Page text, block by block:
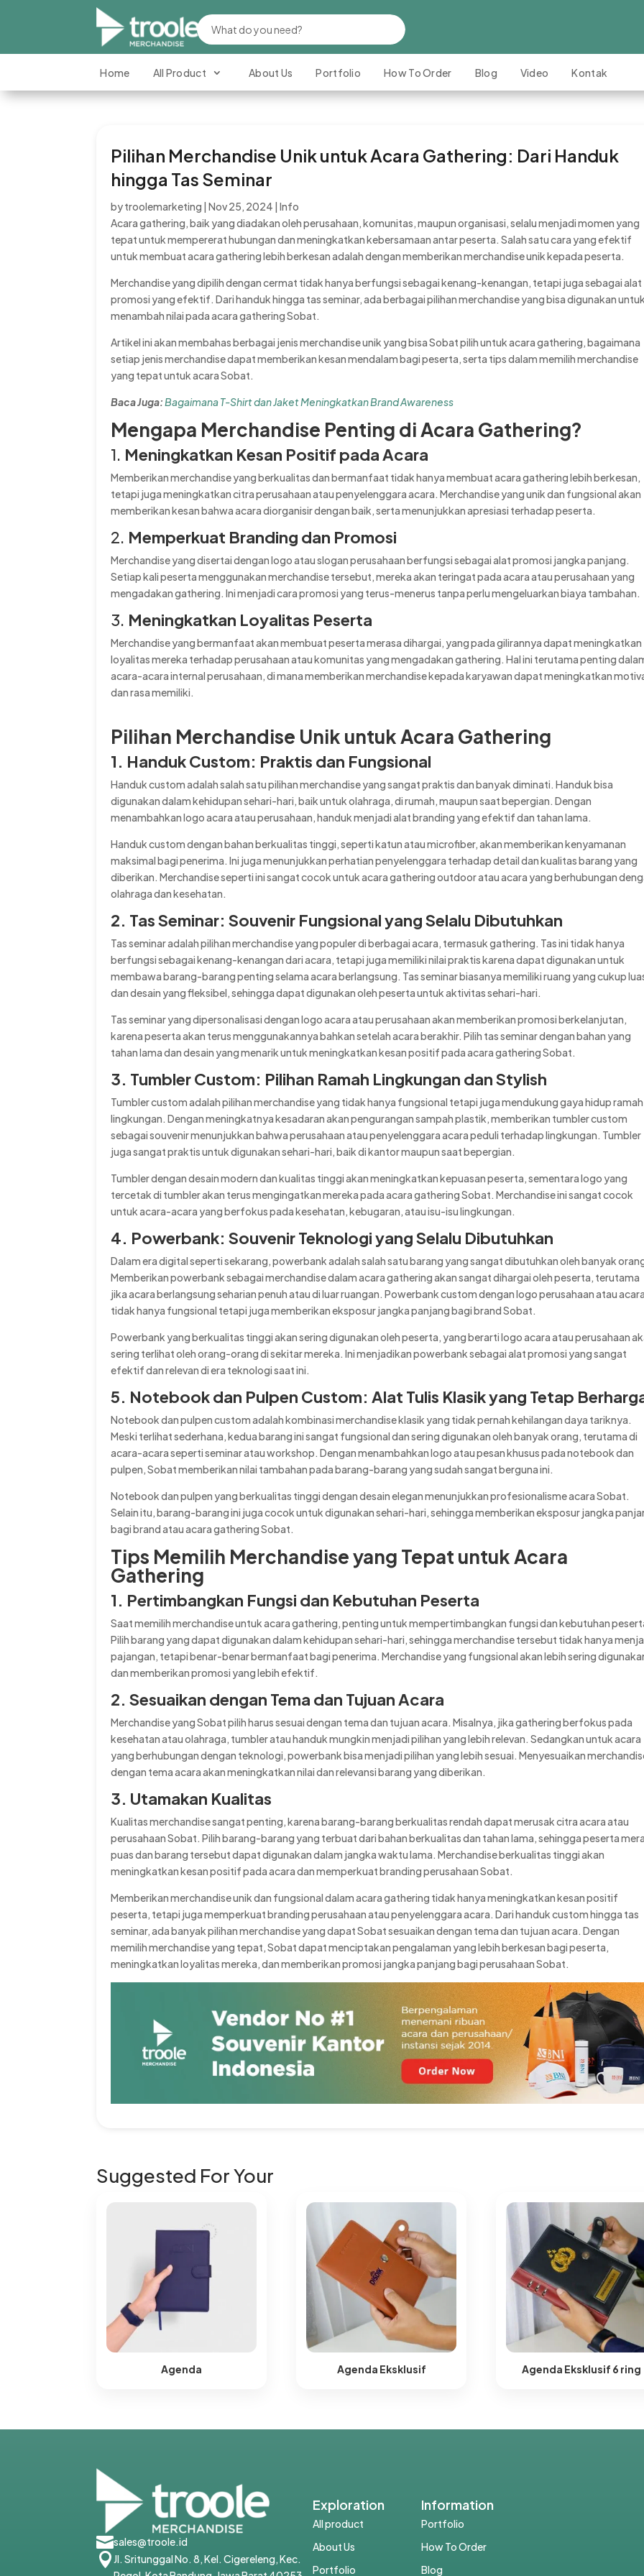
Home All Product About Us Portfolio How To Order Blog Video Kontak
Pilihan Merchandise Unik untuk Acara Gathering: Dari Handuk
hingga Tas Seminar
bytroolemarketing |Nov 25, 2024 |Info
Acara gathering, baik yang diadakan oleh perusahaan, komunitas, maupun organisasi, selalu menjadi momen yang
tepat untuk mempererat hubungan dan meningkatkan kebersamaan antar peserta. Salah satu cara yang efektif
untuk membuat acara gathering lebih berkesan adalah dengan memberikan merchandise unik kepada peserta.
Merchandise yang dipilih dengan cermat tidak hanya berfungsi sebagai kenang-kenangan, tetapi juga sebagai alat
promosi yang efektif. Dari handuk hingga tas seminar, ada berbagai pilihan merchandise yang bisa digunakan
menambah nilai pada acara gathering Sobat.
Artikel ini akan membahas berbagai jenis merchandise unik yang bisa Sobat pilih untuk acara gathering, bagaimana
setiap jenis merchandise dapat memberikan kesan mendalam bagi peserta, serta tips dalam memilih merchandise
yang tepat untuk acara Sobat.
Baca Juga:Bagaimana T-Shirt dan Jaket Meningkatkan Brand Awareness
Mengapa Merchandise Penting di Acara Gathering?
1. Meningkatkan Kesan Positif pada Acara
Memberikan merchandise yang berkualitas dan bermanfaat tidak hanya membuat acara gathering lebih berkesan,
tetapi juga meningkatkan citra perusahaan atau penyelenggara acara. Merchandise yang unik dan fungsional akan
memberikan kesan bahwa acara diorganisir dengan baik, serta menunjukkan apresiasi terhadap peserta.
2. Memperkuat Branding dan Promosi
Merchandise yang disertai dengan logo atau slogan perusahaan berfungsi sebagai alat promosi jangka panjang.
Setiap kali peserta menggunakan merchandise tersebut, mereka akan teringat pada acara atau perusahaan yang
mengadakan gathering. Ini menjadi cara promosi yang terus-menerus tanpa perlu mengeluarkan biaya tambahan.
3. Meningkatkan Loyalitas Peserta
Merchandise yang bermanfaat akan membuat peserta merasa dihargai, yang pada gilirannya dapat meningkatkan
loyalitas mereka terhadap perusahaan atau komunitas yang mengadakan gathering. Hal ini terutama penting
acara-acara internal perusahaan, di mana memberikan merchandise kepada karyawan dapat meningkatkan
dan rasa memiliki.
Pilihan Merchandise Unik untuk Acara Gathering
1. Handuk Custom: Praktis dan Fungsional
Handuk custom adalah salah satu pilihan merchandise yang sangat praktis dan banyak diminati. Handuk bisa
digunakan dalam kehidupan sehari-hari, baik untuk olahraga, di rumah, maupun saat bepergian. Dengan
menambahkan logo acara atau perusahaan, handuk menjadi alat branding yang efektif dan tahan lama.
Handuk custom dengan bahan berkualitas tinggi, seperti katun atau microfiber, akan memberikan kenyamanan
maksimal bagi penerima. Ini juga menunjukkan perhatian penyelenggara terhadap detail dan kualitas barang yang
diberikan. Merchandise seperti ini sangat cocok untuk acara gathering outdoor atau acara yang berhubungan
olahraga dan kesehatan.
2. Tas Seminar: Souvenir Fungsional yang Selalu Dibutuhkan
Tas seminar adalah pilihan merchandise yang populer di berbagai acara, termasuk gathering. Tas ini tidak hanya
berfungsi sebagai kenang-kenangan dari acara, tetapi juga memiliki nilai praktis karena dapat digunakan untuk
membawa barang-barang penting selama acara berlangsung. Tas seminar biasanya memiliki ruang yang cukup
dan desain yang fleksibel, sehingga dapat digunakan oleh peserta untuk aktivitas sehari-hari.
Tas seminar yang dipersonalisasi dengan logo acara atau perusahaan akan memberikan promosi berkelanjutan,
karena peserta akan terus menggunakannya bahkan setelah acara berakhir. Pilih tas seminar dengan bahan yang
tahan lama dan desain yang menarik untuk meningkatkan kesan positif pada acara gathering Sobat.
3. Tumbler Custom: Pilihan Ramah Lingkungan dan Stylish
Tumbler custom adalah pilihan merchandise yang tidak hanya fungsional tetapi juga mendukung gaya hidup ramah
lingkungan. Dengan meningkatnya kesadaran akan pengurangan sampah plastik, memberikan tumbler custom
sebagai souvenir menunjukkan bahwa perusahaan atau penyelenggara acara peduli terhadap lingkungan. Tumbler
juga sangat praktis untuk digunakan sehari-hari, baik di kantor maupun saat bepergian.
Tumbler dengan desain modern dan kualitas tinggi akan meningkatkan kepuasan peserta, sementara logo yang
tercetak di tumbler akan terus mengingatkan mereka pada acara gathering Sobat. Merchandise ini sangat cocok
untuk acara-acara yang berfokus pada kesehatan, kebugaran, atau isu-isu lingkungan.
4. Powerbank: Souvenir Teknologi yang Selalu Dibutuhkan
Dalam era digital seperti sekarang, powerbank adalah salah satu barang yang sangat dibutuhkan oleh banyak
Memberikan powerbank sebagai merchandise dalam acara gathering akan sangat dihargai oleh peserta, terutama
jika acara berlangsung seharian penuh atau di luar ruangan. Powerbank custom dengan logo perusahaan atau
tidak hanya fungsional tetapi juga memberikan eksposur jangka panjang bagi brand Sobat.
Powerbank yang berkualitas tinggi akan sering digunakan oleh peserta, yang berarti logo acara atau perusahaan
sering terlihat oleh orang-orang di sekitar mereka. Ini menjadikan powerbank sebagai alat promosi yang sangat
efektif dan relevan di era teknologi saat ini.
5. Notebook dan Pulpen Custom: Alat Tulis Klasik yang Tetap
Notebook dan pulpen custom adalah kombinasi merchandise klasik yang tidak pernah kehilangan daya tariknya.
Meski terlihat sederhana, kedua barang ini sangat fungsional dan sering digunakan oleh banyak orang, terutama di
acara-acara seperti seminar atau workshop. Dengan menambahkan logo atau pesan khusus pada notebook dan
pulpen, Sobat memberikan nilai tambahan pada barang-barang yang sudah sangat berguna ini.
Notebook dan pulpen yang berkualitas tinggi dengan desain elegan menunjukkan profesionalisme acara Sobat.
Selain itu, barang-barang ini juga cocok untuk digunakan sehari-hari, sehingga memberikan eksposur jangka
bagi brand atau acara gathering Sobat.
Tips Memilih Merchandise yang Tepat untuk Acara
Gathering
1. Pertimbangkan Fungsi dan Kebutuhan Peserta
Saat memilih merchandise untuk acara gathering, penting untuk mempertimbangkan fungsi dan kebutuhan
Pilih barang yang dapat digunakan dalam kehidupan sehari-hari, sehingga merchandise tersebut tidak hanya
pajangan, tetapi benar-benar bermanfaat bagi penerima. Merchandise yang fungsional akan lebih sering
dan memberikan promosi yang lebih efektif.
2. Sesuaikan dengan Tema dan Tujuan Acara
Merchandise yang Sobat pilih harus sesuai dengan tema dan tujuan acara. Misalnya, jika gathering berfokus pada
kesehatan atau olahraga, tumbler atau handuk mungkin menjadi pilihan yang lebih relevan. Sedangkan untuk acara
yang berhubungan dengan teknologi, powerbank bisa menjadi pilihan yang lebih sesuai. Menyesuaikan
dengan tema acara akan meningkatkan nilai dan relevansi barang yang diberikan.
3. Utamakan Kualitas
Kualitas merchandise sangat penting, karena barang-barang berkualitas rendah dapat merusak citra acara atau
perusahaan Sobat. Pilih barang-barang yang terbuat dari bahan berkualitas dan tahan lama, sehingga peserta
puas dan barang tersebut dapat digunakan dalam jangka waktu lama. Merchandise berkualitas tinggi akan
meningkatkan kesan positif pada acara dan memperkuat branding perusahaan Sobat.
Memberikan merchandise unik dan fungsional dalam acara gathering tidak hanya meningkatkan kesan positif
peserta, tetapi juga memperkuat branding perusahaan atau penyelenggara acara. Dari handuk custom hingga tas
seminar, ada banyak pilihan merchandise yang dapat Sobat sesuaikan dengan tema dan tujuan acara. Dengan
memilih merchandise yang tepat, Sobat dapat menciptakan pengalaman yang lebih berkesan bagi peserta,
meningkatkan loyalitas mereka, dan memberikan promosi jangka panjang bagi perusahaan Sobat.
Suggested For Your
Agenda Agenda Eksklusif Agenda Eksklusif 6 ring​
sales@troole.id
Jl. Sritunggal No. 8, Kel. Cigereleng, Kec.
Exploration
All product
About Us
Portfolio
Information
Portfolio
How To Order
Blog